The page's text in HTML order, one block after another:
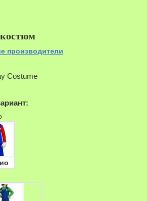
производители
Costume